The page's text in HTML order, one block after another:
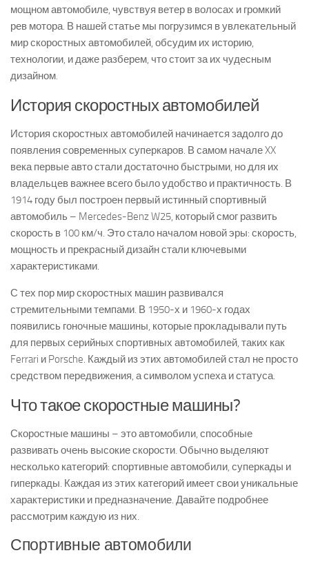
мощном автомобиле, чувствуя ветер в волосах и громкий
рев мотора. В нашей статье мы погрузимся в увлекательный
мир скоростных автомобилей, обсудим их историю,
технологии, и даже разберем, что стоит за их чудесным
дизайном.
История скоростных автомобилей
История скоростных автомобилей начинается задолго до
появления современных суперкаров. В самом начале XX
века первые авто стали достаточно быстрыми, но для их
владельцев важнее всего было удобство и практичность. В
1914 году был построен первый истинный спортивный
автомобиль – Mercedes-Benz W25, который смог развить
скорость в 100 км/ч. Это стало началом новой эры: скорость,
мощность и прекрасный дизайн стали ключевыми
характеристиками.
С тех пор мир скоростных машин развивался
стремительными темпами. В 1950-х и 1960-х годах
появились гоночные машины, которые прокладывали путь
для первых серийных спортивных автомобилей, таких как
Ferrari и Porsche. Каждый из этих автомобилей стал не просто
средством передвижения, а символом успеха и статуса.
Что такое скоростные машины?
Скоростные машины – это автомобили, способные
развивать очень высокие скорости. Обычно выделяют
несколько категорий: спортивные автомобили, суперкады и
гиперкады. Каждая из этих категорий имеет свои уникальные
характеристики и предназначение. Давайте подробнее
рассмотрим каждую из них.
Спортивные автомобили